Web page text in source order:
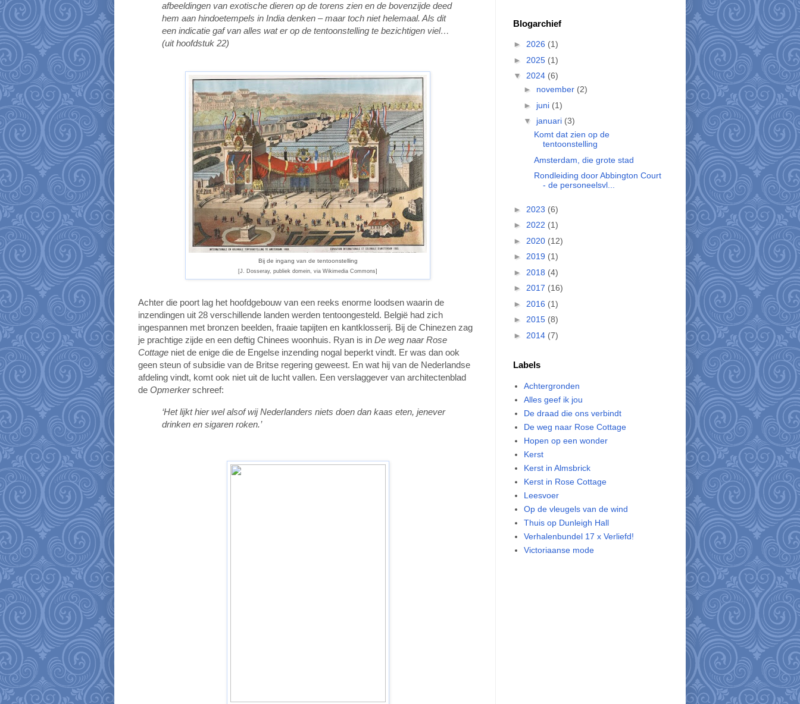
afbeeldingen van exotische dieren op de torens zien en de bovenzijde deed
hem aan hindoetempels in India denken – maar toch niet helemaal. Als dit
een indicatie gaf van alles wat er op de tentoonstelling te bezichtigen viel…
(uit hoofdstuk 22)
Bij de ingang van de tentoonstelling
[J. Dosseray, publiek domein, via Wikimedia Commons]
Achter die poort lag het hoofdgebouw van een reeks enorme loodsen waarin de
inzendingen uit 28 verschillende landen werden tentoongesteld. België had zich
ingespannen met bronzen beelden, fraaie tapijten en kantklosserij. Bij de Chinezen zag
je prachtige zijde en een deftig Chinees woonhuis. Ryan is in De weg naar Rose
Cottage niet de enige die de Engelse inzending nogal beperkt vindt. Er was dan ook
geen steun of subsidie van de Britse regering geweest. En wat hij van de Nederlandse
afdeling vindt, komt ook niet uit de lucht vallen. Een verslaggever van architectenblad
de Opmerkerschreef:
‘Het lijkt hier wel alsof wij Nederlanders niets doen dan kaas eten, jenever
drinken en sigaren roken.’
Blogarchief
► 2026 (1)
► 2025 (1)
▼ 2024 (6)
► november (2)
► juni (1)
▼ januari (3)
Komt dat zien op de
tentoonstelling
Amsterdam, die grote stad
Rondleiding door Abbington Court
- de personeelsvl...
► 2023 (6)
► 2022 (1)
► 2020 (12)
► 2019 (1)
► 2018 (4)
► 2017 (16)
► 2016 (1)
► 2015 (8)
► 2014 (7)
Labels
Achtergronden
Alles geef ik jou
De draad die ons verbindt
De weg naar Rose Cottage
Hopen op een wonder
Kerst
Kerst in Almsbrick
Kerst in Rose Cottage
Leesvoer
Op de vleugels van de wind
Thuis op Dunleigh Hall
Verhalenbundel 17 x Verliefd!
Victoriaanse mode